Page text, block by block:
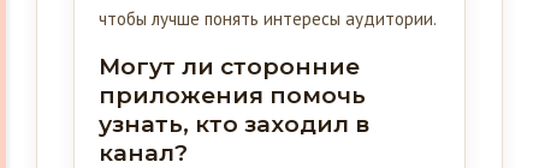
чтобы лучше понять интересы аудитории.
Могут ли сторонние
приложения помочь
узнать, кто заходил в
канал?